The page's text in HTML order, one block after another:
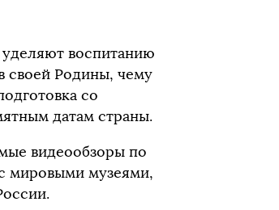
воспитанию
своей Родины, чему
со
датам страны.
видеообзоры по
мировыми музеями,